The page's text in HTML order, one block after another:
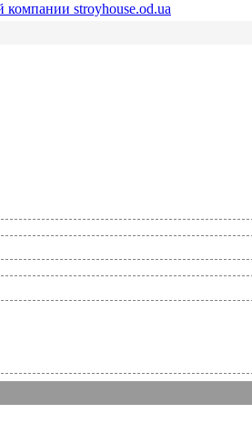
компании stroyhouse.od.ua